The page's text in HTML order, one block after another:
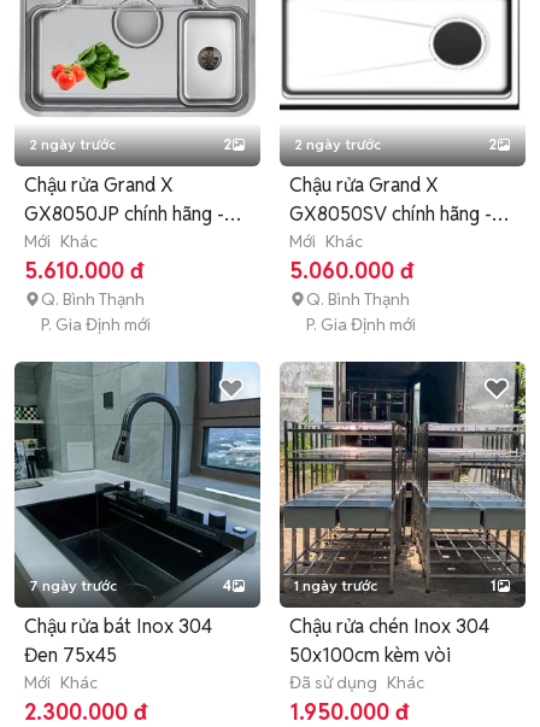
2 ngày trước 2
Chậu rửa Grand X
GX8050JP chính hãng -
BH 36 tháng
Mới Khác
5.610.000 đ
Q. Bình Thạnh
P. Gia Định mới
2 ngày trước 2
Chậu rửa Grand X
GX8050SV chính hãng -
BH 48 tháng
Mới Khác
5.060.000 đ
Q. Bình Thạnh
P. Gia Định mới
7 ngày trước 4
Chậu rửa bát Inox 304
Đen 75x45
Mới Khác
2.300.000 đ
1 ngày trước 1
Chậu rửa chén Inox 304
50x100cm kèm vòi
Đã sử dụng Khác
1.950.000 đ